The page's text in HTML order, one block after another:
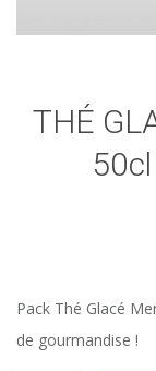
THÉ
Pack Thé Glacé
de gourmandise !